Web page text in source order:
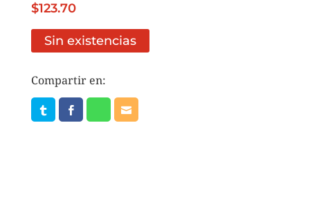
$123.70
Sin existencias
Compartir en: